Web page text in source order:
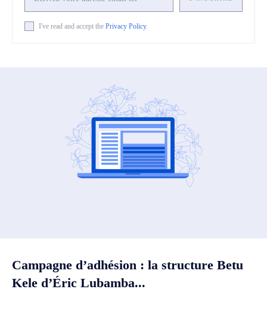
I've read and accept the Privacy Policy.
Campagne d’adhésion : la structure Betu
Kele d’Éric Lubamba...